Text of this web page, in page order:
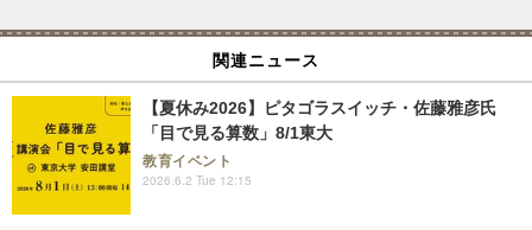
関連ニュース
【夏休み2026】ピタゴラスイッチ・佐藤雅彦氏
「目で見る算数」8/1東大
教育イベント
2026.6.2 Tue 12:15